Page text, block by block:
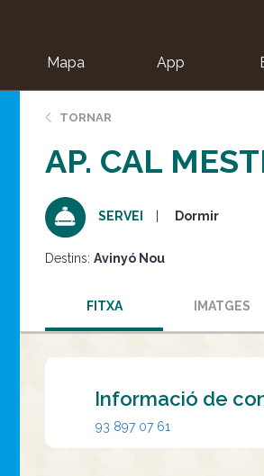
Mapa App
TORNAR
AP. CAL
SERVEI Dormir
Destins: Avinyó Nou
FITXA IMATGES
Informació de
93 897 07 61